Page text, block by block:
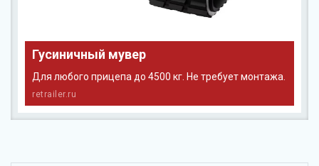
Гусиничный мувер
Для любого прицепа до 4500 кг. Не требует монтажа.
retrailer.ru